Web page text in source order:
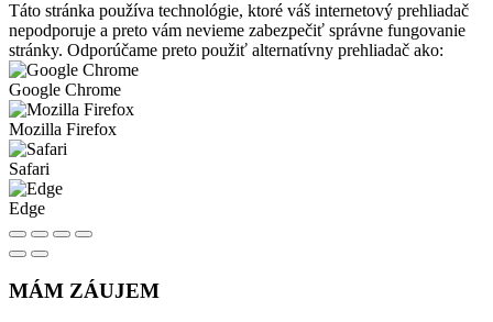
Táto stránka používa technológie, ktoré váš internetový prehliadač
nepodporuje a preto vám nevieme zabezpečiť správne fungovanie
stránky. Odporúčame preto použiť alternatívny prehliadač ako:
Google Chrome
Mozilla Firefox
Safari
Edge
MÁM ZÁUJEM